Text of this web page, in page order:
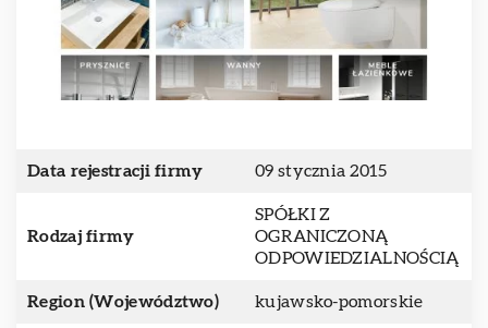
Data rejestracji firmy 09 stycznia 2015
Rodzaj firmy
SPÓŁKI Z
OGRANICZONĄ
ODPOWIEDZIALNOŚCIĄ
Region (Województwo) kujawsko-pomorskie